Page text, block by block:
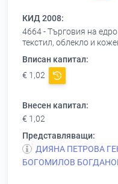
КИД 2008:
4664 - Търговия на
текстил, облекло и
Вписан капитал:
€ 1,02
Внесен капитал:
€ 1,02
Представляващи:
ДИЯНА ПЕТРОВА
БОГОМИЛОВ